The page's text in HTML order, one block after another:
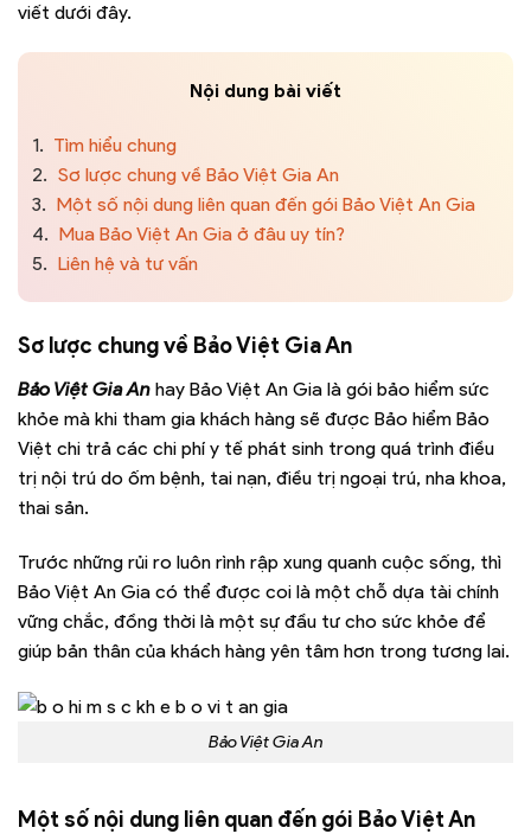
viết dưới đây.
Nội dung bài viết
1. Tìm hiểu chung
2. Sơ lược chung về Bảo Việt Gia An
3. Một số nội dung liên quan đến gói Bảo Việt An Gia
4. Mua Bảo Việt An Gia ở đâu uy tín?
5. Liên hệ và tư vấn
Sơ lược chung về Bảo Việt Gia An
Bảo Việt Gia An hay Bảo Việt An Gia là gói bảo hiểm sức
khỏe mà khi tham gia khách hàng sẽ được Bảo hiểm Bảo
Việt chi trả các chi phí y tế phát sinh trong quá trình điều
trị nội trú do ốm bệnh, tai nạn, điều trị ngoại trú, nha khoa,
thai sản.
Trước những rủi ro luôn rình rập xung quanh cuộc sống, thì
Bảo Việt An Gia có thể được coi là một chỗ dựa tài chính
vững chắc, đồng thời là một sự đầu tư cho sức khỏe để
giúp bản thân của khách hàng yên tâm hơn trong tương lai.
Bảo Việt Gia An
Một số nội dung liên quan đến gói Bảo Việt An